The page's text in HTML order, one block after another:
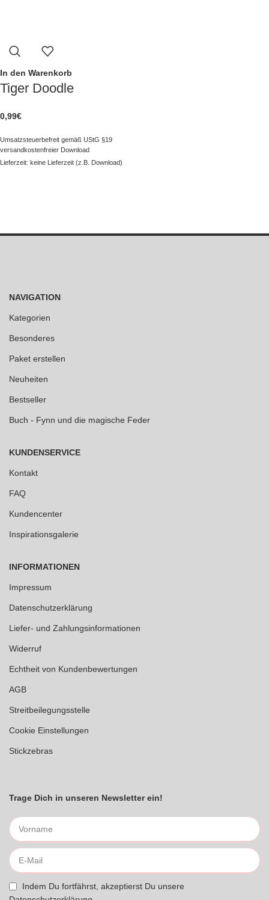
In den Warenkorb
Tiger Doodle
0,99€
Umsatzsteuerbefreit gemäß UStG §19
versandkostenfreier Download
Lieferzeit: keine Lieferzeit (z.B. Download)
NAVIGATION
Kategorien
Besonderes
Paket erstellen
Neuheiten
Bestseller
Buch - Fynn und die magische Feder
KUNDENSERVICE
Kontakt
FAQ
Kundencenter
Inspirationsgalerie
INFORMATIONEN
Impressum
Datenschutzerklärung
Liefer- und Zahlungsinformationen
Widerruf
Echtheit von Kundenbewertungen
AGB
Streitbeilegungsstelle
Cookie Einstellungen
Stickzebras
Trage Dich in unseren Newsletter ein!
Indem Du fortfährst, akzeptierst Du unsere